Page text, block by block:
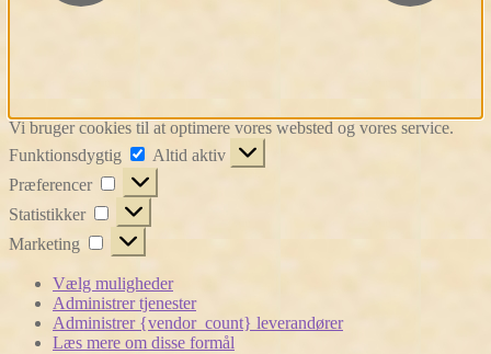
Vi bruger cookies til at optimere vores websted og vores service.
Funktionsdygtig
Funktionsdygtig
Altid aktiv
Præferencer
Præferencer
Statistikker Statistikker
Marketing Marketing
Vælg muligheder
Administrer tjenester
Administrer {vendor_count} leverandører
Læs mere om disse formål